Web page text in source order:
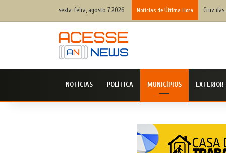
sexta-feira, agosto 7 2026 Notícias de Última Hora Defesa
NOTÍCIAS POLÍTICA MUNICÍPIOS EXTERIOR